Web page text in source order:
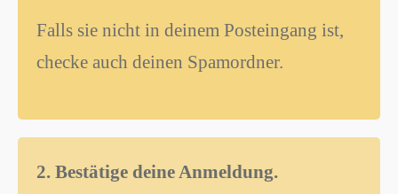
Falls sie nicht in deinem Posteingang ist,
checke auch deinen Spamordner.
2. Bestätige deine Anmeldung.